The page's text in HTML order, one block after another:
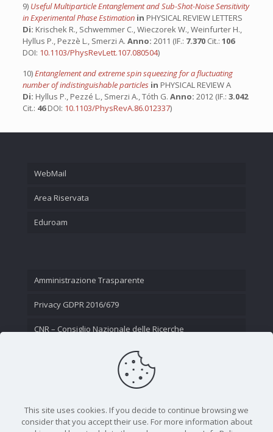
9) Useful Multiparticle Entanglement and Sub-Shot-Noise Sensitivity
in Experimental Phase Estimation in PHYSICAL REVIEW LETTERS
Di: Krischek R., Schwemmer C., Wieczorek W., Weinfurter H.,
Hyllus P., Pezzè L., Smerzi A. Anno: 2011 (IF.: 7.370 Cit.: 106
DOI: 10.1103/PhysRevLett.107.080504)
10)Entanglement and extreme spin squeezing for a fluctuating
number of indistinguishable particles in PHYSICAL REVIEW A
Di: Hyllus P., Pezzé L., Smerzi A., Tóth G. Anno: 2012 (IF.: 3.042
Cit.: 46DOI: 10.1103/PhysRevA.86.012337)
WebMail
Area Riservata
Eduroam
Amministrazione Trasparente
Privacy GDPR 2016/679
CNR – Consiglio Nazionale delle Ricerche
This site uses cookies. If you decide to continue browsing we
consider that you accept their use. For more information about